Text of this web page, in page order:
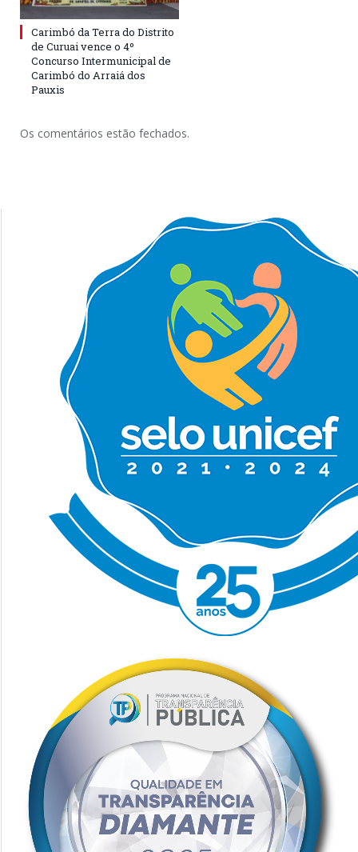
Carimbó da Terra do Distrito
de Curuai vence o 4º
Concurso Intermunicipal de
Carimbó do Arraiá dos
Pauxis
Os comentários estão fechados.